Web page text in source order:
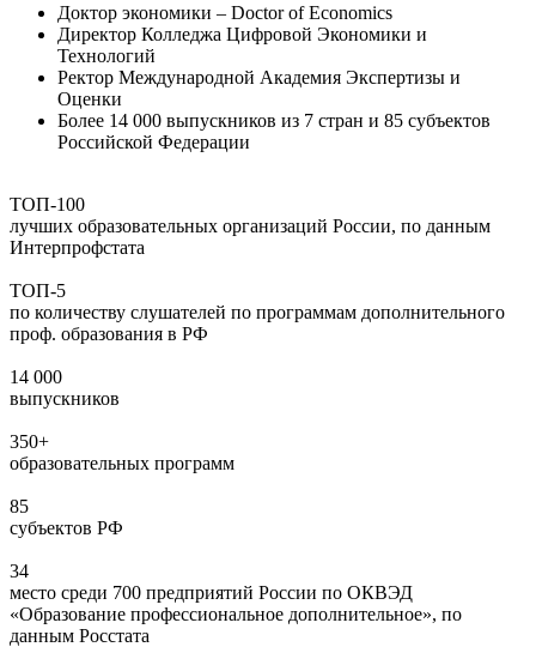
Доктор экономики – Doctor of Economics
Директор Колледжа Цифровой Экономики и
Технологий
Ректор Международной Академия Экспертизы и
Оценки
Более 14 000 выпускников из 7 стран и 85 субъектов
Российской Федерации
ТОП-100
лучших образовательных организаций России, по данным
Интерпрофстата
ТОП-5
по количеству слушателей по программам дополнительного
проф. образования в РФ
14 000
выпускников
350+
образовательных программ
85
субъектов РФ
34
место среди 700 предприятий России по ОКВЭД
«Образование профессиональное дополнительное», по
данным Росстата